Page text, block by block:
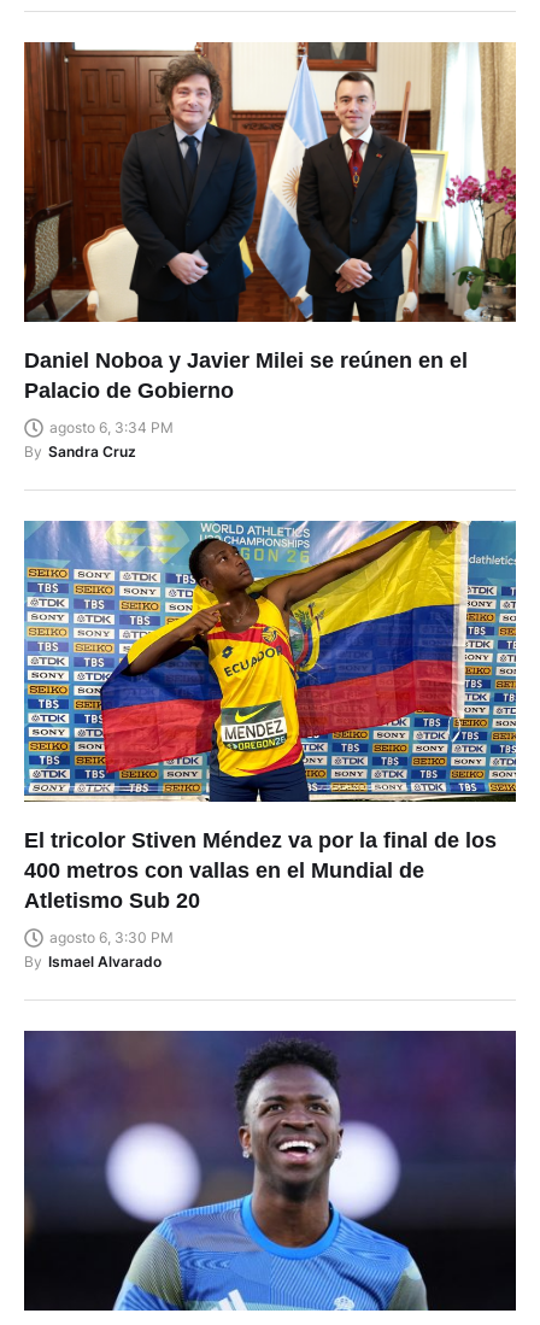
Daniel Noboa y Javier Milei se reúnen en el
Palacio de Gobierno
agosto 6, 3:34 PM
By Sandra Cruz
El tricolor Stiven Méndez va por la final de los
400 metros con vallas en el Mundial de
Atletismo Sub 20
agosto 6, 3:30 PM
By Ismael Alvarado